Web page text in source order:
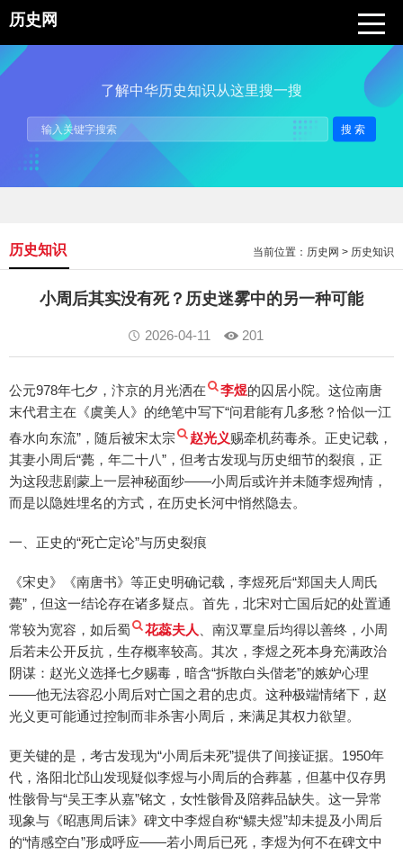
历史网
了解中华历史知识从这里搜一搜
搜索
当前位置： 历史网 > 历史知识
历史知识
小周后其实没有死？历史迷雾中的另一种可能
2026-04-11 201
公元978年七夕，汴京的月光洒在 李煜的囚居小院。这位南唐
末代君主在《虞美人》的绝笔中写下“问君能有几多愁？恰似一江
春水向东流”，随后被宋太宗
赵光义赐牵机药毒杀。正史记载，
其妻小周后“薨，年二十八”，但考古发现与历史细节的裂痕，正
为这段悲剧蒙上一层神秘面纱——小周后或许并未随李煜殉情，
而是以隐姓埋名的方式，在历史长河中悄然隐去。
一、正史的“死亡定论”与历史裂痕
《宋史》《南唐书》等正史明确记载，李煜死后“郑国夫人周氏
薨”，但这一结论存在诸多疑点。首先，北宋对亡国后妃的处置通
常较为宽容，如后蜀
花蕊夫人
、南汉覃皇后均得以善终，小周
后若未公开反抗，生存概率较高。其次，李煜之死本身充满政治
阴谋：赵光义选择七夕赐毒，暗含“拆散白头偕老”的嫉妒心理
——他无法容忍小周后对亡国之君的忠贞。这种极端情绪下，赵
光义更可能通过控制而非杀害小周后，来满足其权力欲望。
更关键的是，考古发现为“小周后未死”提供了间接证据。1950年
代，洛阳北邙山发现疑似李煜与小周后的合葬墓，但墓中仅存男
性骸骨与“吴王李从嘉”铭文，女性骸骨及陪葬品缺失。这一异常
现象与《昭惠周后诔》碑文中李煜自称“鳏夫煜”却未提及小周后
的“情感空白”形成呼应——若小周后已死，李煜为何不在碑文中